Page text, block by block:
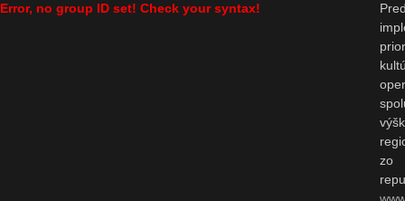
Error, no group ID set! Check your syntax!
zo